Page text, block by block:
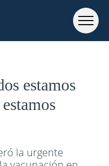
estamos
la urgente